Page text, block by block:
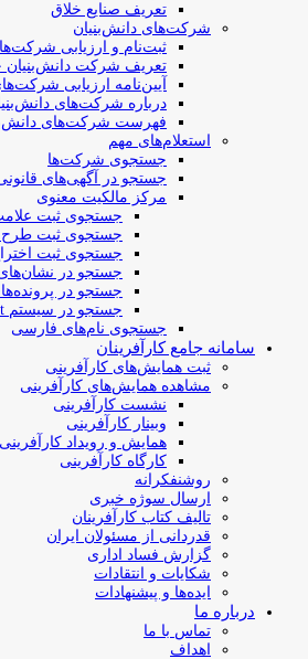
تعریف صنایع خلاق
شرکت‌های دانش‌بنیان
ثبت‌نام و ارزیابی
تعریف شرکت
آیین‌نامه ارزیابی
درباره شرکت‌های
فهرست شرکت‌های
استعلام‌های مهم
جستجوی شرکت‌ها
جستجو در آگهی‌های
مرکز مالکیت معنوی
جستجوی ثبت
جستجوی ثبت طرح
جستجوی ثبت
جستجو در
جستجو در
جستجو در سیستم pct
جستجوی نام‌های فارسی
سامانه جامع کارآفرینان
ثبت همایش‌های کارآفرینی
مشاهده همایش‌های کارآفرینی
نشست کارآفرینی
وبینار کارآفرینی
همایش و رویداد کارآفرینی
کارگاه کارآفرینی
روشنفکرانه
ارسال سوژه‌ خبری
تالیف کتاب کارآفرینان
قدردانی از مسئولان ایران
گزارش فساد اداری
شکایات و انتقادات
ایده‌ها و پیشنهادات
درباره ما
تماس با ما
اهداف